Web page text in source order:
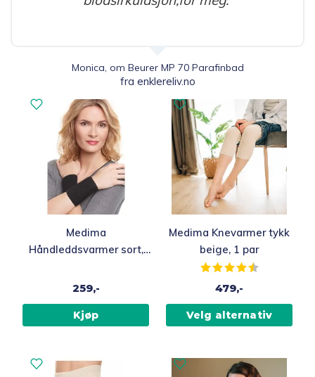
Monica, om Beurer MP 70 Parafinbad
fra enklereliv.no
Medima
Håndleddsvarmer sort,
259,-
Kjøp
Medima Knevarmer tykk
beige, 1 par
Karakter:
479,-
Velg alternativ